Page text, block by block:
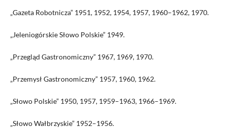
„Gazeta Robotnicza” 1951, 1952, 1954, 1957, 1960–1962, 1970.
„Jeleniogórskie Słowo Polskie” 1949.
„Przegląd Gastronomiczny” 1967, 1969, 1970.
„Przemysł Gastronomiczny” 1957, 1960, 1962.
„Słowo Polskie” 1950, 1957, 1959–1963, 1966–1969.
„Słowo Wałbrzyskie” 1952–1956.